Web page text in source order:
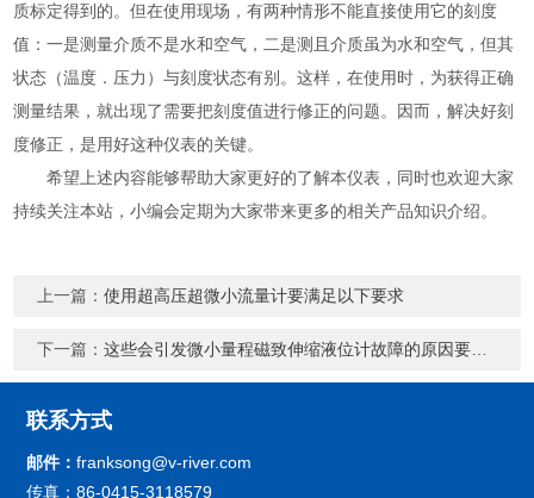
质标定得到的。但在使用现场，有两种情形不能直接使用它的刻度
值：一是测量介质不是水和空气，二是测且介质虽为水和空气，但其
状态（温度．压力）与刻度状态有别。这样，在使用时，为获得正确
测量结果，就出现了需要把刻度值进行修正的问题。因而，解决好刻
度修正，是用好这种仪表的关键。
希望上述内容能够帮助大家更好的了解本仪表，同时也欢迎大家
持续关注本站，小编会定期为大家带来更多的相关产品知识介绍。
上一篇：使用超高压超微小流量计要满足以下要求
下一篇：这些会引发微小量程磁致伸缩液位计故障的原因要注意避免
联系方式
邮件：franksong@v-river.com
传真：86-0415-3118579